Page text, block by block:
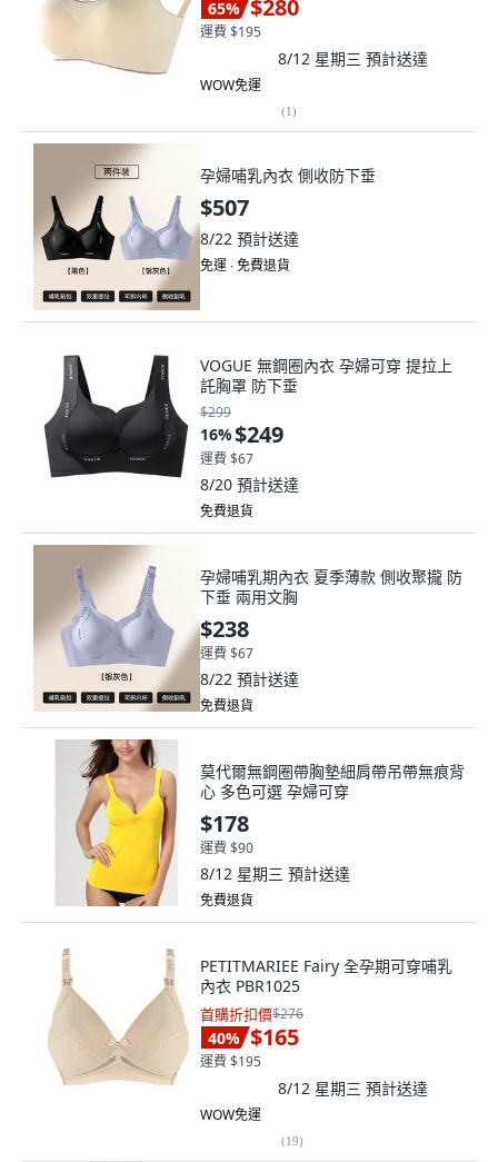
65% $280
運費 $195
8/12 星期三 預計送達
WOW免運
(1)
孕婦哺乳內衣 側收防下垂
$507
8/22 預計送達
免運 ∙ 免費退貨
VOGUE 無鋼圈內衣 孕婦可穿 提拉上
託胸罩 防下垂
$299
16%$249
運費 $67
8/20 預計送達
免費退貨
孕婦哺乳期內衣 夏季薄款 側收聚攏 防
下垂 兩用文胸
$238
運費 $67
8/22 預計送達
免費退貨
莫代爾無鋼圈帶胸墊細肩帶吊帶無痕背
心 多色可選 孕婦可穿
$178
運費 $90
8/12 星期三 預計送達
免費退貨
PETITMARIEE Fairy 全孕期可穿哺乳
內衣 PBR1025
首購折扣價$276
40% $165
運費 $195
8/12 星期三 預計送達
WOW免運
(19)